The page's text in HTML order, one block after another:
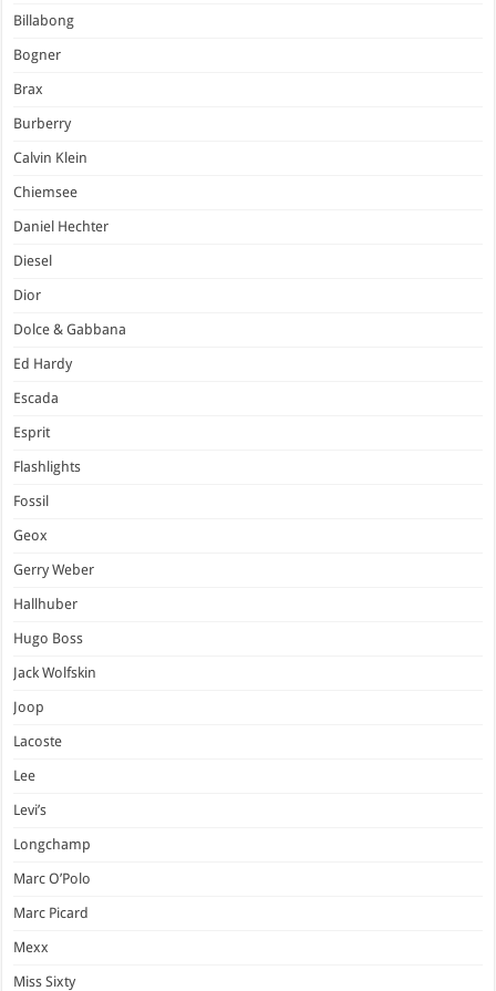
Billabong
Bogner
Brax
Burberry
Calvin Klein
Chiemsee
Daniel Hechter
Diesel
Dior
Dolce & Gabbana
Ed Hardy
Escada
Esprit
Flashlights
Fossil
Geox
Gerry Weber
Hallhuber
Hugo Boss
Jack Wolfskin
Joop
Lacoste
Lee
Levi’s
Longchamp
Marc O’Polo
Marc Picard
Mexx
Miss Sixty